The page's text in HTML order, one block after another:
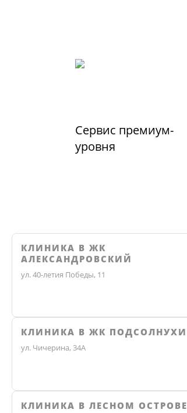
Сервис премиум-
уровня
КЛИНИКА В ЖК
АЛЕКСАНДРОВСКИЙ
ул. 40-летия Победы, 11
КЛИНИКА В ЖК ПОДСОЛНУХИ
ул. Чичерина, 34А
КЛИНИКА В ЛЕСНОМ ОСТРОВЕ